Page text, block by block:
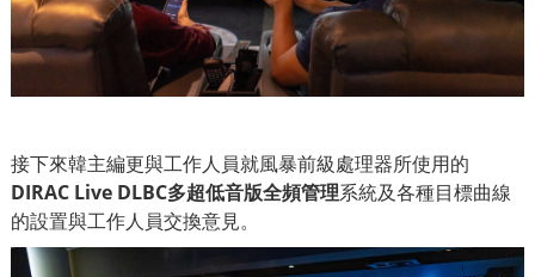
接下來韓主編更與工作人員就風暴前級處理器所使用的
DIRAC Live DLBC多超低音版全頻管理系統及各種目標曲線
的設置與工作人員交換意見。